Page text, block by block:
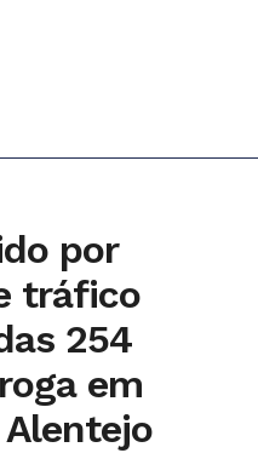
por
tráfico
254
em